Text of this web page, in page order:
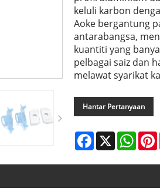
keluli karbon
Aoke bergantung
antarabangsa,
kuantiti yang
pelbagai saiz dan
melawat syarikat
Hantar Pertanyaan
Facebook
X